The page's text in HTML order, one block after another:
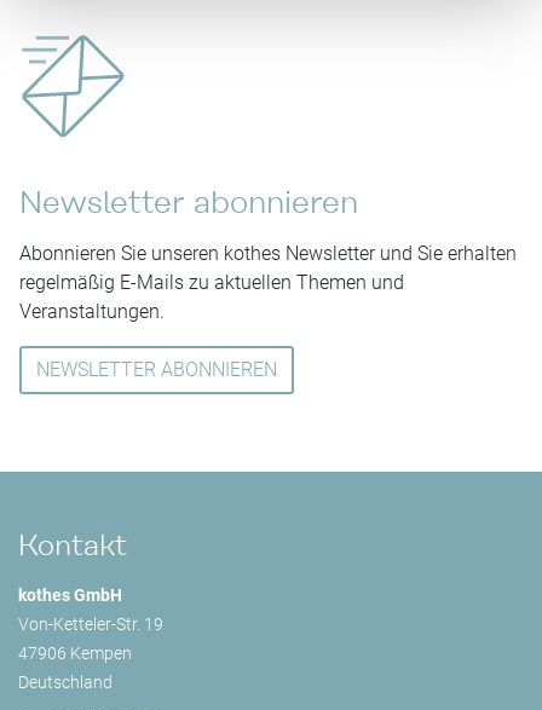
Newsletter abonnieren
Abonnieren Sie unseren kothes Newsletter und Sie erhalten
regelmäßig E-Mails zu aktuellen Themen und
Veranstaltungen.
NEWSLETTER ABONNIEREN
Kontakt
kothes GmbH
Von-Ketteler-Str. 19
47906 Kempen
Deutschland